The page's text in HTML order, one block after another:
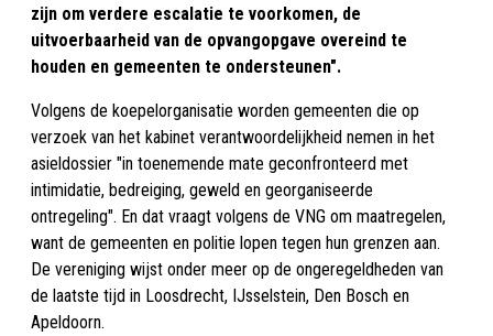
zijn om verdere escalatie te voorkomen, de
uitvoerbaarheid van de opvangopgave overeind te
houden en gemeenten te ondersteunen".
Volgens de koepelorganisatie worden gemeenten die op
verzoek van het kabinet verantwoordelijkheid nemen in het
asieldossier "in toenemende mate geconfronteerd met
intimidatie, bedreiging, geweld en georganiseerde
ontregeling". En dat vraagt volgens de VNG om maatregelen,
want de gemeenten en politie lopen tegen hun grenzen aan.
De vereniging wijst onder meer op de ongeregeldheden van
de laatste tijd in Loosdrecht, IJsselstein, Den Bosch en
Apeldoorn.